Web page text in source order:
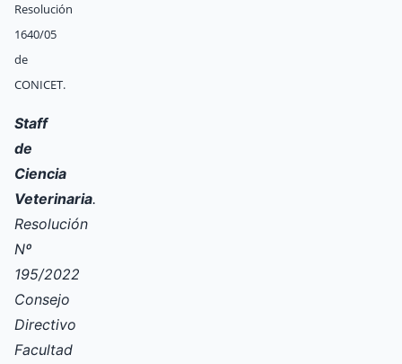
Resolución
1640/05
de
CONICET.
Staff
de
Ciencia
Veterinaria.
Resolución
Nº
195/2022
Consejo
Directivo
Facultad